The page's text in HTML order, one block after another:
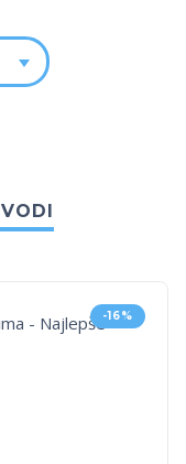
-16%